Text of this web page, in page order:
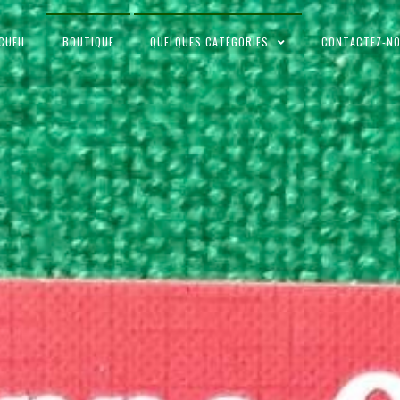
BOUTIQUE QUELQUES CATÉGORIES CONTACTEZ-